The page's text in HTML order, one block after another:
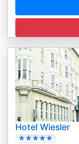
Hotel Wiesler